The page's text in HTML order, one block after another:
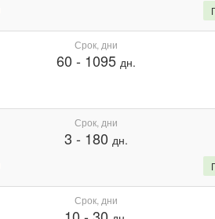
Срок, дни
60 - 1095 дн.
Срок, дни
3 - 180 дн.
Срок, дни